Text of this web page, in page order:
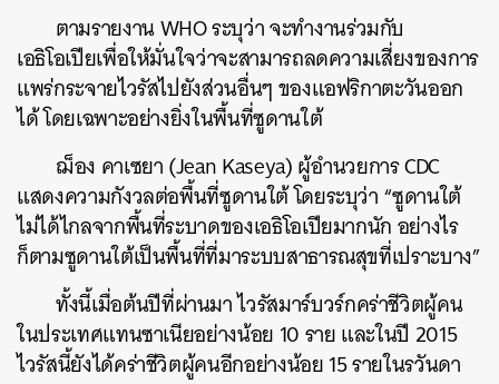
ตามรายงาน WHO ระบุว่า จะทำงานร่วมกับ
เอธิโอเปียเพื่อให้มั่นใจว่าจะสามารถลดความเสี่ยงของการ
แพร่กระจายไวรัสไปยังส่วนอื่นๆ ของแอฟริกาตะวันออก
ได้ โดยเฉพาะอย่างยิ่งในพื้นที่ซูดานใต้
ฌ็อง คาเซยา (Jean Kaseya)ผู้อำนวยการ CDC
แสดงความกังวลต่อพื้นที่ซูดานใต้ โดยระบุว่า “ซูดานใต้
ไม่ได้ไกลจากพื้นที่ระบาดของเอธิโอเปียมากนัก อย่างไร
ก็ตามซูดานใต้เป็นพื้นที่ที่มาระบบสาธารณสุขที่เปราะบาง”
ทั้งนี้เมื่อต้นปีที่ผ่านมา ไวรัสมาร์บวร์กคร่าชีวิตผู้คน
ในประเทศแทนซาเนียอย่างน้อย 10 ราย และในปี 2015
ไวรัสนี้ยังได้คร่าชีวิตผู้คนอีกอย่างน้อย 15 รายในรวันดา
ค้นหา